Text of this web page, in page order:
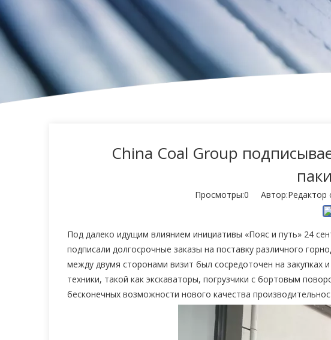
China Coal Group
Просмотры:0 Автор:Pедактор
Под далеко идущим влиянием инициативы «Пояс и путь» 24
подписали долгосрочные заказы на поставку различного
между двумя сторонами визит был сосредоточен на
техники, такой как экскаваторы, погрузчики с бортовым
бесконечных возможности нового качества